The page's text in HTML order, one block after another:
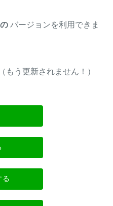
バージョンを利用できま
もう更新されません！）
る